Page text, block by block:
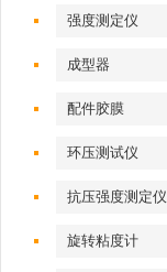
强度测定仪
成型器
配件胶膜
环压测试仪
抗压强度测定仪
旋转粘度计